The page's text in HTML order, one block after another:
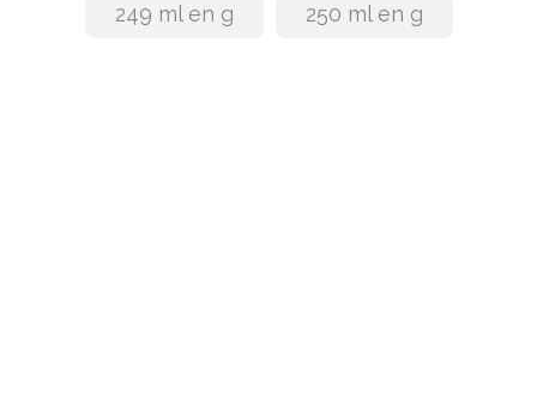
249 ml en g 250 ml en g